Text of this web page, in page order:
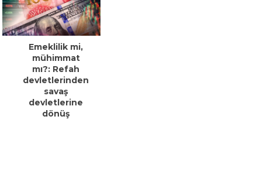
Emeklilik mi,
mühimmat
mı?: Refah
devletlerinden
savaş
devletlerine
dönüş